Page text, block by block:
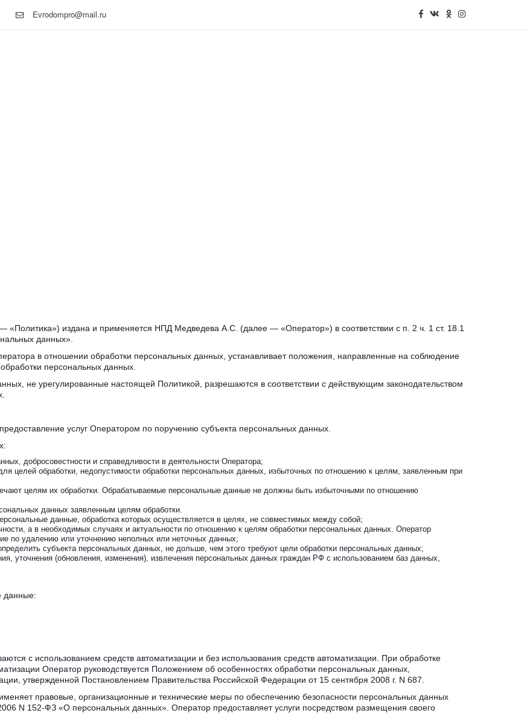
Evrodompro@mail.ru
издана и применяется НПД Медведева А.С. (далее — «Оператор») в соответствии с п. 2 ч. 1 ст. 18.1
данных».
в отношении обработки персональных данных, устанавливает положения, направленные на соблюдение
персональных данных.
не урегулированные настоящей Политикой, разрешаются в соответствии с действующим законодательством
услуг Оператором по поручению субъекта персональных данных.
добросовестности и справедливости в деятельности Оператора;
целей обработки, недопустимости обработки персональных данных, избыточных по отношению к целям, заявленным при
целям их обработки. Обрабатываемые персональные данные не должны быть избыточными по отношению
данных заявленным целям обработки.
данные, обработка которых осуществляется в целях, не совместимых между собой;
а в необходимых случаях и актуальности по отношению к целям обработки персональных данных. Оператор
по удалению или уточнению неполных или неточных данных;
субъекта персональных данных, не дольше, чем этого требуют цели обработки персональных данных;
уточнения (обновления, изменения), извлечения персональных данных граждан РФ с использованием баз данных,
данные:
с использованием средств автоматизации и без использования средств автоматизации. При обработке
Оператор руководствуется Положением об особенностях обработки персональных данных,
утвержденной Постановлением Правительства Российской Федерации от 15 сентября 2008 г. N 687.
правовые, организационные и технические меры по обеспечению безопасности персональных данных
N 152-ФЗ «О персональных данных». Оператор предоставляет услуги посредством размещения своего